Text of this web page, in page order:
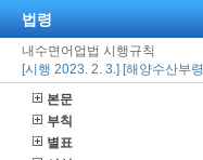
법령
내수면어업법 시행규칙
[시행 2023. 2. 3.] [해양수산부
본문
부칙
별표